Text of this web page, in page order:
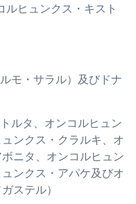
ルヒュンクス・キスト
モ・サラル）及びドナ
ルタ、オンコルヒュン
ンクス・クラルキ、オ
ニタ、オンコルヒュン
ンクス・アパケ及びオ
ステル）